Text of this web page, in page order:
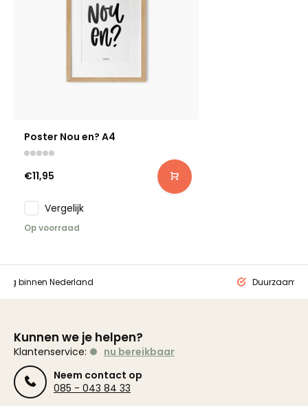
Poster Nou en? A4
€11,95
Vergelijk
Op voorraad
binnen Nederland Duurzaam
Kunnen we je helpen?
Klantenservice:
nu bereikbaar
Neem contact op
085 - 043 84 33